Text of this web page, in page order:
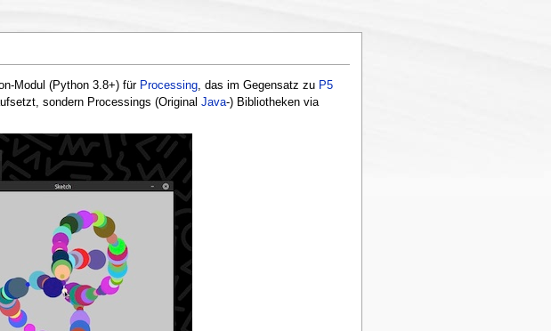
Modul (Python 3.8+) für Processing, das im Gegensatz zu P5
sondern Processings (Original Java-) Bibliotheken via